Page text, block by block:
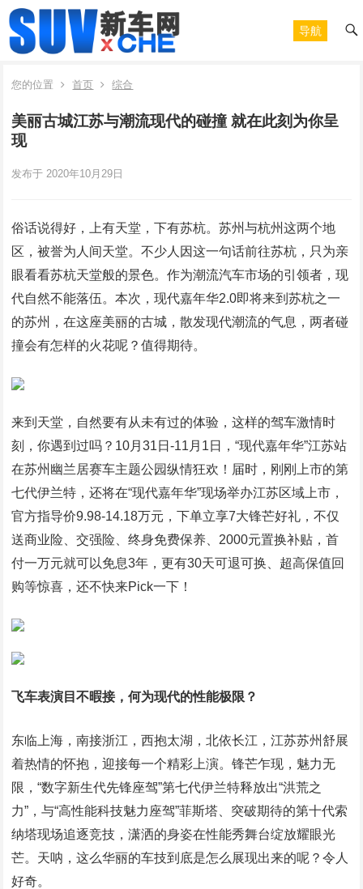
导航
您的位置 首页 综合
美丽古城江苏与潮流现代的碰撞 就在此刻为你呈
现
发布于 2020年10月29日
俗话说得好，上有天堂，下有苏杭。苏州与杭州这两个地
区，被誉为人间天堂。不少人因这一句话前往苏杭，只为亲
眼看看苏杭天堂般的景色。作为潮流汽车市场的引领者，现
代自然不能落伍。本次，现代嘉年华2.0即将来到苏杭之一
的苏州，在这座美丽的古城，散发现代潮流的气息，两者碰
撞会有怎样的火花呢？值得期待。
来到天堂，自然要有从未有过的体验，这样的驾车激情时
刻，你遇到过吗？10月31日-11月1日，“现代嘉年华”江苏站
在苏州幽兰居赛车主题公园纵情狂欢！届时，刚刚上市的第
七代伊兰特，还将在“现代嘉年华”现场举办江苏区域上市，
官方指导价9.98-14.18万元，下单立享7大锋芒好礼，不仅
送商业险、交强险、终身免费保养、2000元置换补贴，首
付一万元就可以免息3年，更有30天可退可换、超高保值回
购等惊喜，还不快来Pick一下！
飞车表演目不暇接，何为现代的性能极限？
东临上海，南接浙江，西抱太湖，北依长江，江苏苏州舒展
着热情的怀抱，迎接每一个精彩上演。锋芒乍现，魅力无
限，“数字新生代先锋座驾”第七代伊兰特释放出“洪荒之
力”，与“高性能科技魅力座驾”菲斯塔、突破期待的第十代索
纳塔现场追逐竞技，潇洒的身姿在性能秀舞台绽放耀眼光
芒。天呐，这么华丽的车技到底是怎么展现出来的呢？令人
好奇。